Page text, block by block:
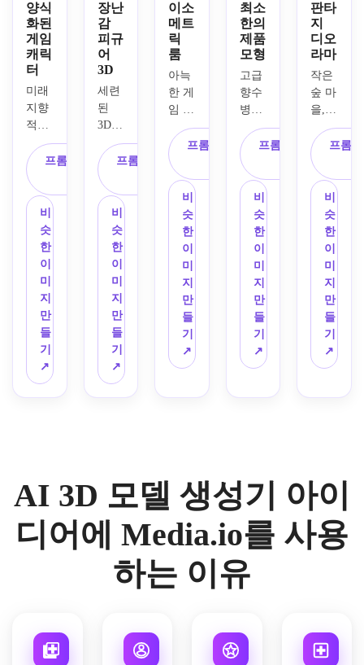
양식
화된
게임
캐릭
터
미래
지향
적인
여성
영웅
의 양
식화
된
게임
캐릭
터 컨
셉,
자신
감 넘
치는
자세
의 전
신,
이 있
는 매
끄러
운 세
그먼
무광
택 소
프롬프트 복
비
슷
한
이
미
지
만
들
기
↗
장난
감
피규
어
3D
세련
된
3D
렌더
링,
과장
된 비
율,
광택
있는
비닐
소재,
장난
스러
운 얼
굴 표
다채
로운
적인
보드
포즈,
소매
제품
샷 구
프롬프트 복
비
슷
한
이
미
지
만
들
기
↗
이소
메트
릭
룸
아늑
한 게
임 설
미니
어처
디오
라마
구성,
파스
텔 블
루와
라벤
더 컬
러 팔
레트,
빛나
는 모
컴팩
플러
시 의
자,
레이
선반,
깔끔
프롬프트 복
비
슷
한
이
미
지
만
들
기
↗
최소
한의
제품
모형
고급
향수
병의
프리
미엄
3D
제품
렌더
중심
미니
멀 구
메탈
릭 캡
이 달
린 우
아한
바디,
러운
대리
석 받
침대,
러운
베이
보리
팔레
프롬프트 복
비
슷
한
이
미
지
만
들
기
↗
판타
지
디오
라마
작은
숲 마
을,
곡선
형 지
붕이
있는
기발
한 별
장,
이끼
덮인
돌,
따뜻
한 랜
미니
스케
풍부
한 나
무와
단풍
질감,
배경
에 부
프롬
비
슷
한
이
미
지
만
들
기
↗
AI 3D 모델 생성기 아이
디어에 Media.io를 사용
하는 이유